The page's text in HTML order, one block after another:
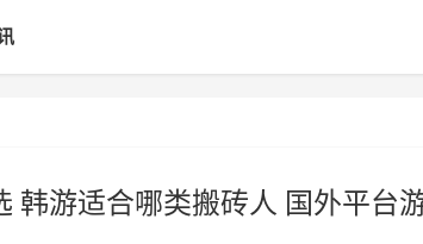
韩游适合哪类搬砖人 国外平台